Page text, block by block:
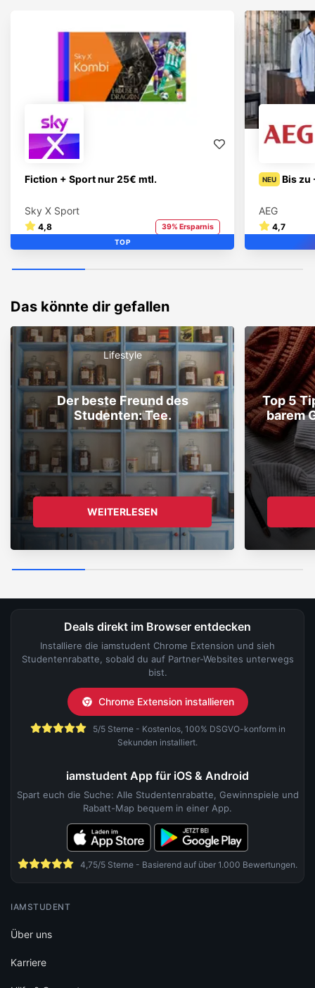
Fiction + Sport nur 25€ mtl.
Sky X Sport
4,8 39% Ersparnis
TOP
NEU Bis zu
AEG
4,7
Das könnte dir gefallen
Lifestyle
Der beste Freund des
Studenten: Tee.
WEITERLESEN
Top 5
barem
Deals direkt im Browser entdecken
Installiere die iamstudent Chrome Extension und sieh
Studentenrabatte, sobald du auf Partner-Websites unterwegs
bist.
Chrome Extension installieren
5/5 Sterne - Kostenlos, 100% DSGVO-konform in
Sekunden installiert.
iamstudent App für iOS & Android
Spart euch die Suche: Alle Studentenrabatte, Gewinnspiele und
Rabatt-Map bequem in einer App.
4,75/5 Sterne - Basierend auf über 1.000 Bewertungen.
IAMSTUDENT
Über uns
Karriere